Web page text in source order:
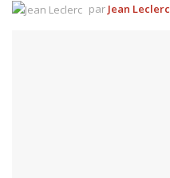
par Jean Leclerc